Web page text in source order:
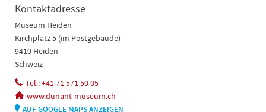
Kontaktadresse
Museum Heiden
Kirchplatz 5 (im Postgebäude)
9410 Heiden
Schweiz
Tel.: +41 71 571 50 05
www.dunant-museum.ch
AUF GOOGLE MAPS ANZEIGEN